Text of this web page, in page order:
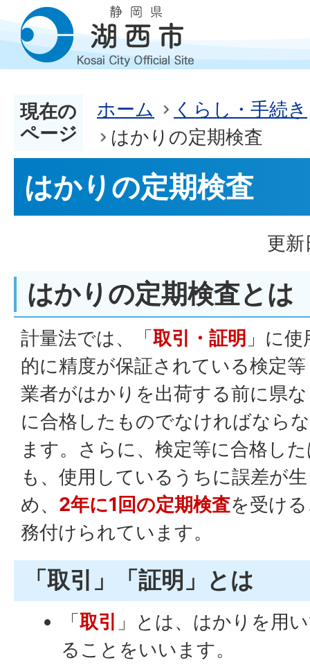
現在の
ページ
ホーム
くらし・手続き
はかりの定期検査
はかりの定期検査
更
はかりの定期検査とは
計量法では、「取引・証明 」に
的に精度が保証されている検定
業者がはかりを出荷する前に県
に合格したものでなければなら
ます。さらに、検定等に合格し
も、使用しているうちに誤差が
め、 2年に1回の定期検査を受け
務付けられています。
「取引」「証明」とは
「取引 」とは、はかりを用
ることをいいます。